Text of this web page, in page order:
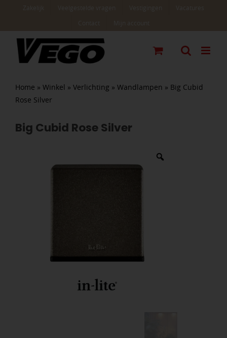
Home » Winkel » Verlichting » Wandlampen » Big Cubid
Rose Silver
Big Cubid Rose Silver